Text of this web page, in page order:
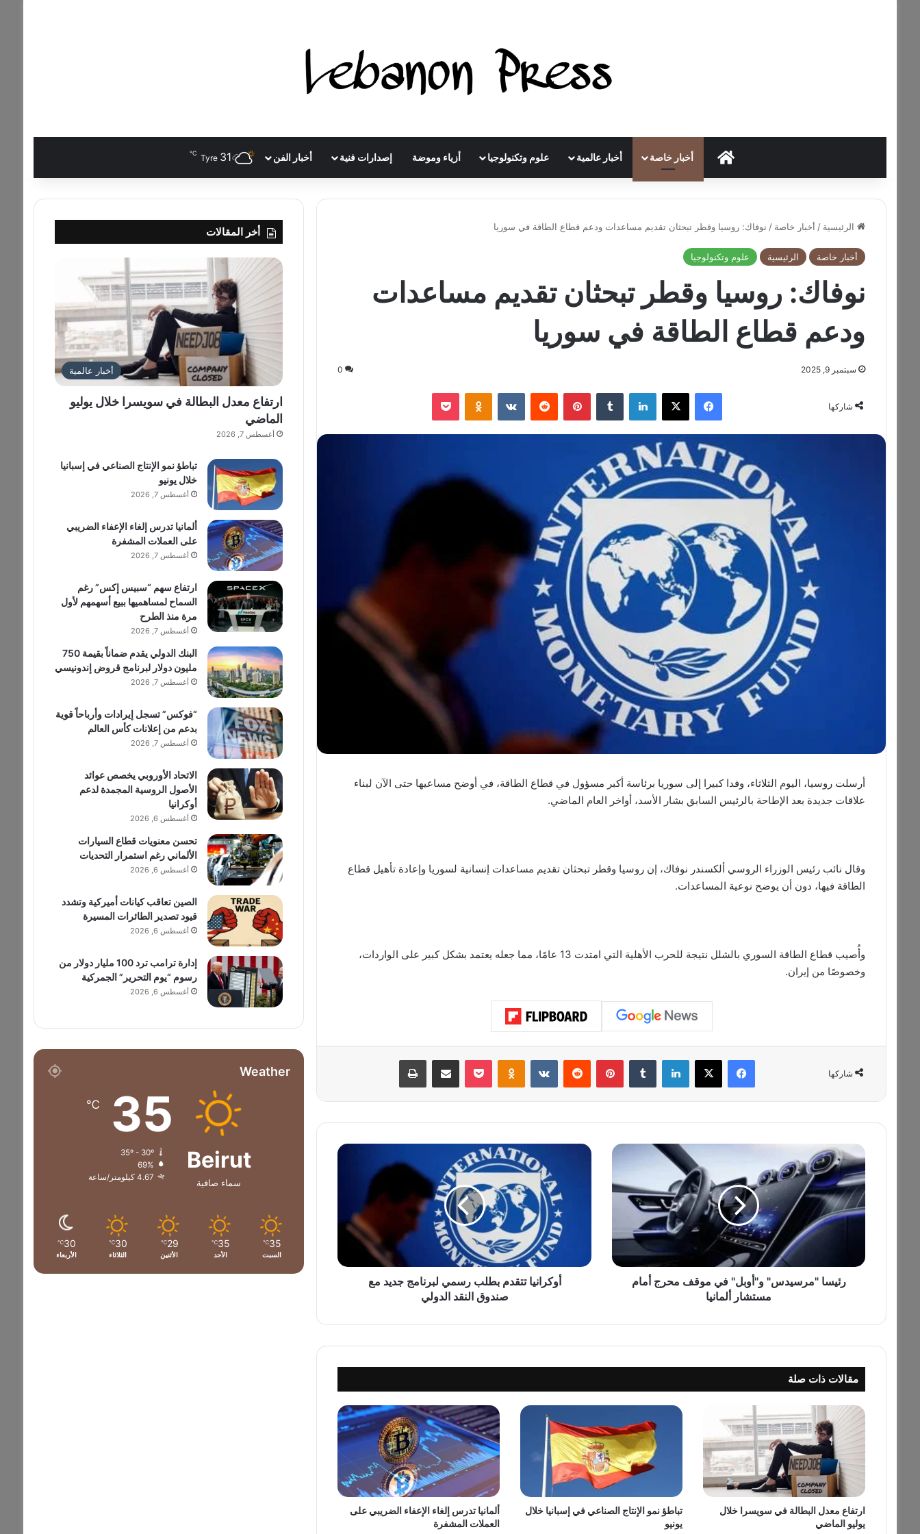
HOMEأخبار خاصة أخبار عالمية علوم وتكنولوجيا أزياء وموضة إصدارات فنية أخبار الفن Tyre 31
℃
الرئيسية / أخبار خاصة / نوفاك: روسيا وقطر تبحثان تقديم مساعدات ودعم قطاع الطاقة في سوريا
أخبار خاصة الرئيسية علوم وتكنولوجيا
نوفاك: روسيا وقطر تبحثان تقديم مساعدات
ودعم قطاع الطاقة في سوريا
سبتمبر 9, 2025 0
شاركها
فيسبوك ‫X لينكدإن ‏Tumblr بينتيريست ‏Reddit
‏VKontakte
Odnoklassniki
‫Pocket
أرسلت روسيا، اليوم الثلاثاء، وفدا كبيرا إلى سوريا برئاسة أكبر مسؤول في قطاع الطاقة، في أوضح مساعيها حتى الآن لبناء
علاقات جديدة بعد الإطاحة بالرئيس السابق بشار الأسد، أواخر العام الماضي.
وقال نائب رئيس الوزراء الروسي ألكسندر نوفاك، إن روسيا وقطر تبحثان تقديم مساعدات إنسانية لسوريا وإعادة تأهيل قطاع
الطاقة فيها، دون أن يوضح نوعية المساعدات.
وأُصيب قطاع الطاقة السوري بالشلل نتيجة للحرب الأهلية التي امتدت 13 عامًا، مما جعله يعتمد بشكل كبير على الواردات،
وخصوصًا من إيران.
شاركها
فيسبوك ‫X لينكدإن ‏Tumblr بينتيريست ‏Reddit
‏VKontakte
Odnoklassniki
‫Pocket مشاركة عبر البريد طباعة
ر
ئ
ي
س
ا
س
"
أ
ب
ل
"
ف
ي
م
ق
ف
م
رئيسا "مرسيدس" و"أوبل" في موقف محرج أمام
مستشار ألمانيا
أ
ت
م
ل
ر
ي
ل
ب
ر
ن
ا
أوكرانيا تتقدم بطلب رسمي لبرنامج جديد مع
صندوق النقد الدولي
مقالات ذات صلة
ارتفاع معدل البطالة في سويسرا خلال
يوليو الماضي
تباطؤ نمو الإنتاج الصناعي في إسبانيا خلال
يونيو
ألمانيا تدرس إلغاء الإعفاء الضريبي على
العملات المشفرة
أخر المقالات
أخبار عالمية
ارتفاع معدل البطالة في سويسرا خلال يوليو
الماضي
أغسطس 7, 2026
تباطؤ نمو الإنتاج الصناعي في إسبانيا
خلال يونيو
أغسطس 7, 2026
ألمانيا تدرس إلغاء الإعفاء الضريبي
على العملات المشفرة
أغسطس 7, 2026
ارتفاع سهم “سبيس إكس” رغم
السماح لمساهميها ببيع أسهمهم لأول
مرة منذ الطرح
أغسطس 7, 2026
البنك الدولي يقدم ضماناً بقيمة 750
مليون دولار لبرنامج قروض إندونيسي
أغسطس 7, 2026
“فوكس” تسجل إيرادات وأرباحاً قوية
بدعم من إعلانات كأس العالم
أغسطس 7, 2026
الاتحاد الأوروبي يخصص عوائد
الأصول الروسية المجمدة لدعم
أوكرانيا
أغسطس 6, 2026
تحسن معنويات قطاع السيارات
الألماني رغم استمرار التحديات
أغسطس 6, 2026
الصين تعاقب كيانات أميركية وتشدد
قيود تصدير الطائرات المسيرة
أغسطس 6, 2026
إدارة ترامب ترد 100 مليار دولار من
رسوم “يوم التحرير” الجمركية
أغسطس 6, 2026
Weather
Beirut
سماء صافية
35
℃
35º - 30º
69%
4.67 كيلومتر/ساعة
35
℃
السبت
35
℃
الأحد
29
℃
الأثنين
30
℃
الثلاثاء
30
℃
الأربعاء